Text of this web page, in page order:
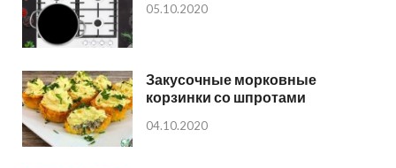
05.10.2020
Закусочные морковные
корзинки со шпротами
04.10.2020